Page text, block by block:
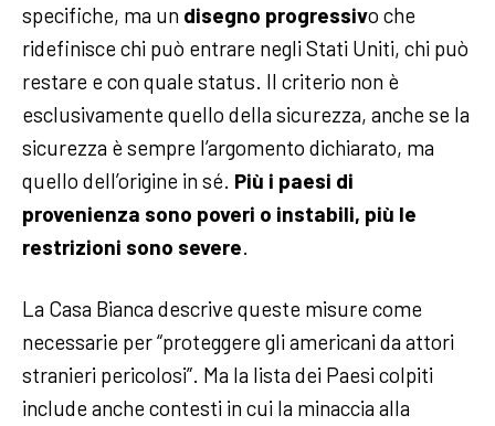
specifiche, ma un disegno progressivo che
ridefinisce chi può entrare negli Stati Uniti, chi può
restare e con quale status. Il criterio non è
esclusivamente quello della sicurezza, anche se la
sicurezza è sempre l’argomento dichiarato, ma
quello dell’origine in sé. Più i paesi di
provenienza sono poveri o instabili, più le
restrizioni sono severe
La Casa Bianca descrive queste misure come
necessarie per “proteggere gli americani da attori
stranieri pericolosi”. Ma la lista dei Paesi colpiti
include anche contesti in cui la minaccia alla